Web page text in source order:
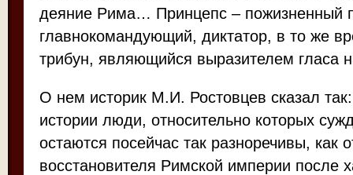
деяние Рима… Принцепс – пожизненный
главнокомандующий, диктатор, в то же
трибун, являющийся выразителем гласа
О нем историк М.И. Ростовцев сказал
истории люди, относительно которых
остаются посейчас так разноречивы, как
восстановителя Римской империи после